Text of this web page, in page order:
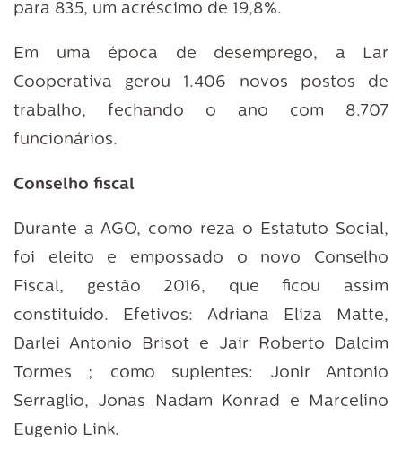
para 835, um acréscimo de 19,8%.
Em uma época de desemprego, a Lar
Cooperativa gerou 1.406 novos postos de
trabalho, fechando o ano com 8.707
funcionários.
Conselho fiscal
Durante a AGO, como reza o Estatuto Social,
foi eleito e empossado o novo Conselho
Fiscal, gestão 2016, que ficou assim
constituído. Efetivos: Adriana Eliza Matte,
Darlei Antonio Brisot e Jair Roberto Dalcim
Tormes ; como suplentes: Jonir Antonio
Serraglio, Jonas Nadam Konrad e Marcelino
Eugenio Link.